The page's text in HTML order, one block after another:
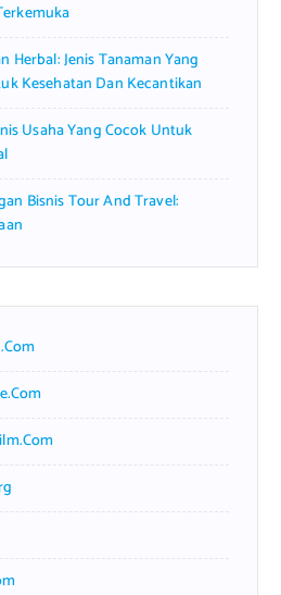
Herbal: Jenis Tanaman Yang
Kesehatan Dan Kecantikan
Usaha Yang Cocok Untuk
Bisnis Tour And Travel: